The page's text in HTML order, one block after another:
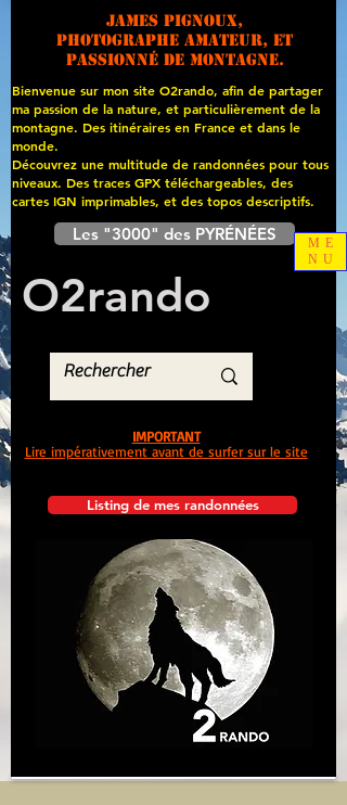
James PIGNOUX,
photographe amateur, et
passionné de montagne.
Bienvenue sur mon site O2rando, afin de partager
ma passion de la nature, et particulièrement de la
montagne. Des itinéraires en France et dans le
monde.
Découvrez une multitude de randonnées pour tous
niveaux. Des traces GPX téléchargeables, des
cartes IGN imprimables, et des topos descriptifs.
Les "3000" des PYRÉNÉES
O2rando
Listing de mes randonnées
IMPORTANT
Lire impérativement avant de surfer sur le site
ME
NU